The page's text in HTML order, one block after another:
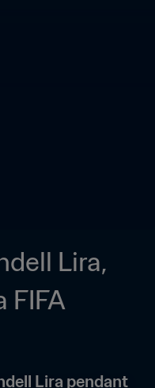
Lira,
FIFA
Lira pendant